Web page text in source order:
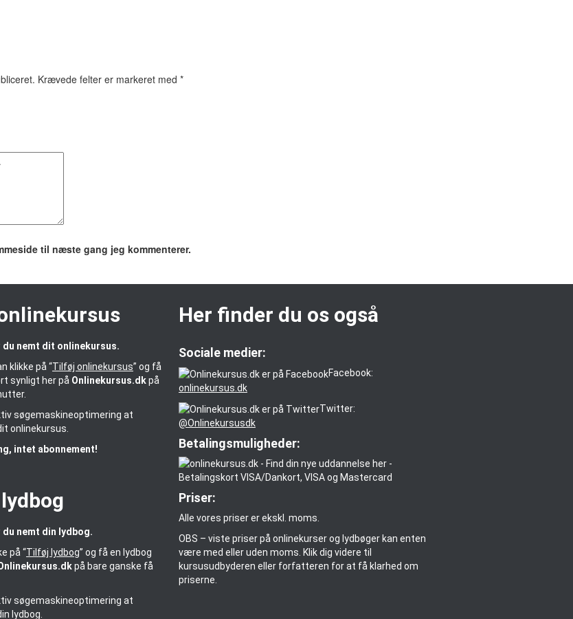
Krævede felter er markeret med *
til næste gang jeg kommenterer.
nemt dit onlinekursus.
klikke på “Tilføj onlinekursus” og få
synligt her på Onlinekursus.dkpå
søgemaskineoptimering at
onlinekursus.
intet abonnement!
nemt din lydbog.
på “Tilføj lydbog” og få en lydbog
på bare ganske få
søgemaskineoptimering at
lydbog.
Her finder du os også
Sociale medier:
Facebook:
onlinekursus.dk
Twitter:
@Onlinekursusdk
Betalingsmuligheder:
Priser:
Alle vores priser er ekskl. moms.
OBS – viste priser på onlinekurser og lydbøger kan enten
være med eller uden moms. Klik dig videre til
kursusudbyderen eller forfatteren for at få klarhed om
priserne.